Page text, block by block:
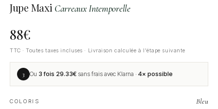
Jupe Maxi Carreaux Intemporelle
88€
TTC · Toutes taxes incluses · Livraison calculée à l'étape suivante
3 Ou 3 fois 29.33€ sans frais avec Klarna · 4× possible
COLORIS Bleu